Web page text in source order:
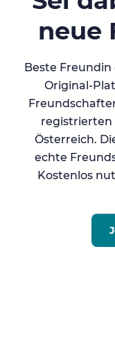
neue
Beste
Original-
registrierten
Österreich.
echte
Kostenlos